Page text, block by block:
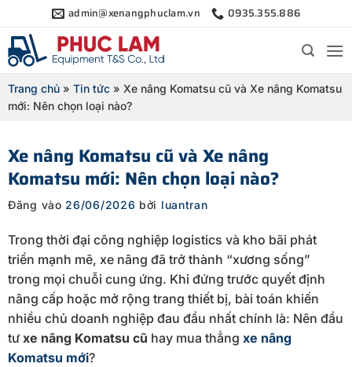
qua
nội
dung
admin@xenangphuclam.vn 0935.355.886
Trang chủ » Tin tức » Xe nâng Komatsu cũ và Xe nâng Komatsu
mới: Nên chọn loại nào?
Xe nâng Komatsu cũ và Xe nâng
Komatsu mới: Nên chọn loại nào?
Đăng vào 26/06/2026 bởi luantran
Trong thời đại công nghiệp logistics và kho bãi phát
triển mạnh mẽ, xe nâng đã trở thành “xương sống”
trong mọi chuỗi cung ứng. Khi đứng trước quyết định
nâng cấp hoặc mở rộng trang thiết bị, bài toán khiến
nhiều chủ doanh nghiệp đau đầu nhất chính là: Nên đầu
tư xe nâng Komatsu cũ hay mua thẳng xe nâng
Komatsu mới?